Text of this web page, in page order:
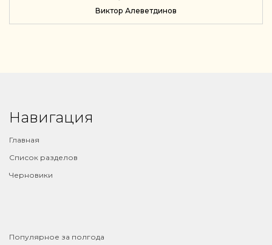
Виктор Алеветдинов
Навигация
Главная
Список разделов
Черновики
Популярное за полгода